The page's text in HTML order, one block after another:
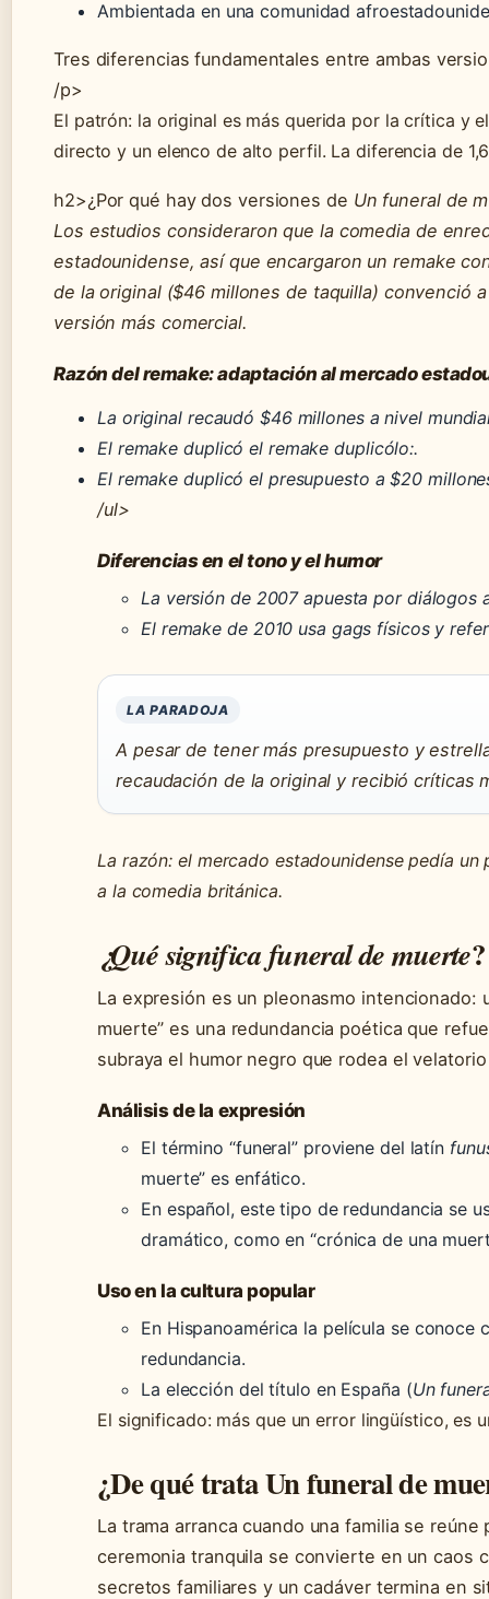
Ambientada en una comunidad
Tres diferencias fundamentales entre ambas
/p>
El patrón: la original es más querida por la crítica y
directo y un elenco de alto perfil. La diferencia de
h2>¿Por qué hay dos versiones de Un funeral de
Los estudios consideraron que la comedia de
estadounidense, así que encargaron un remake
de la original ($46 millones de taquilla) convenció
versión más comercial.
Razón del remake: adaptación al mercado
La original recaudó $46 millones a nivel
El remake duplicó el remake duplicólo:.
El remake duplicó el presupuesto a $20
/ul>
Diferencias en el tono y el humor
La versión de 2007 apuesta por diálogos
El remake de 2010 usa gags físicos y
LA PARADOJA
A pesar de tener más presupuesto y
recaudación de la original y recibió críticas
La razón: el mercado estadounidense pedía
a la comedia británica.
¿Qué significafuneral de muerte?
La expresión es un pleonasmo intencionado:
muerte” es una redundancia poética que
subraya el humor negro que rodea el
Análisis de la expresión
El término “funeral” proviene del latín
muerte” es enfático.
En español, este tipo de redundancia se
dramático, como en “crónica de una
Uso en la cultura popular
En Hispanoamérica la película se conoce
redundancia.
La elección del título en España (Un
El significado: más que un error lingüístico, es
¿De qué trataUn funeral de
La trama arranca cuando una familia se
ceremonia tranquila se convierte en un caos
secretos familiares y un cadáver termina en